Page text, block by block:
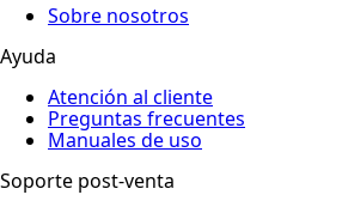
Sobre nosotros
Ayuda
Atención al cliente
Preguntas frecuentes
Manuales de uso
Soporte post-venta